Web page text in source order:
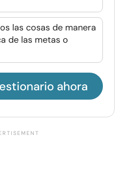
las cosas de manera
de las metas o
ahora